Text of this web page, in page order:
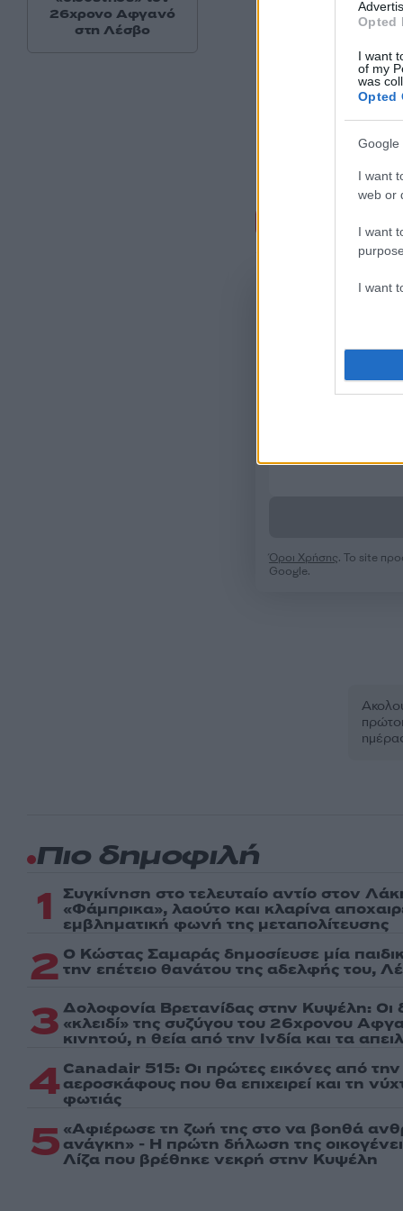
Opted
I want
of my
was
Opted
Google
I want
web or
I want
I want
Όροι Χρήσης. Το site
Google.
26χρονο Αφγανό
στη Λέσβο
Πιο δημοφιλή
1 Συγκίνηση στο τελευταίο αντίο στον
«Φάμπρικα», λαούτο και κλαρίνα
εμβληματική φωνή της μεταπολίτευσης
2 Ο Κώστας Σαμαράς δημοσίευσε μία
την επέτειο θανάτου της αδελφής του,
3 Δολοφονία Βρετανίδας στην Κυψέλη: Οι
«κλειδί» της συζύγου του 26χρονου
κινητού, η θεία από την Ινδία και τα
4 Canadair 515: Οι πρώτες εικόνες από
αεροσκάφους που θα επιχειρεί και τη
φωτιάς
5 «Αφιέρωσε τη ζωή της στο να βοηθά
ανάγκη» - Η πρώτη δήλωση της
Λίζα που βρέθηκε νεκρή στην Κυψέλη